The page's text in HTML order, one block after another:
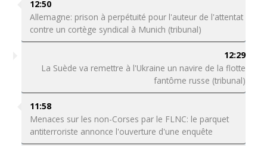
12:50
Allemagne: prison à perpétuité pour l'auteur de l'attentat
contre un cortège syndical à Munich (tribunal)
12:29
La Suède va remettre à l'Ukraine un navire de la flotte
fantôme russe (tribunal)
11:58
Menaces sur les non-Corses par le FLNC: le parquet
antiterroriste annonce l'ouverture d'une enquête